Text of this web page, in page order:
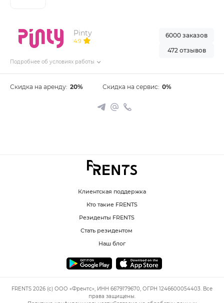
Pinty
4.9
Подробнее об условиях работы
6000 заказов
472 отзывов
Скидка на аренду: 20% Скидка на сервис: 0%
Клиентская поддержка
Кто такие FRENTS
Резиденты FRENTS
Стать резидентом
Наш блог
FRENTS 2026 (c) ООО «Френтс», ИНН 6679179670, ОГРН 1246600054403. Все
права защищены.